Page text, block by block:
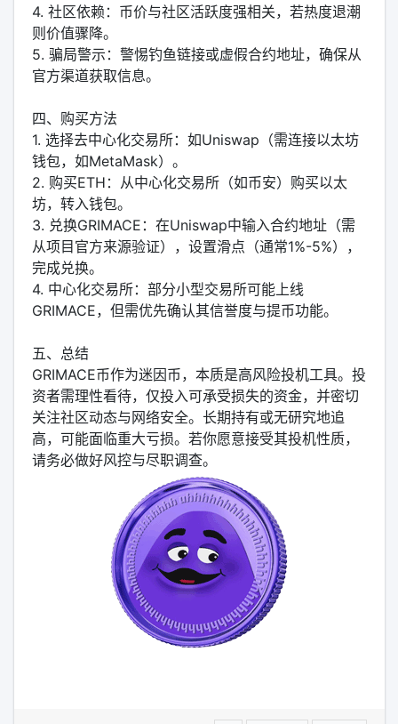
4. 社区依赖：币价与社区活跃度强相关，若热度退潮
则价值骤降。
5. 骗局警示：警惕钓鱼链接或虚假合约地址，确保从
官方渠道获取信息。
四、购买方法
1. 选择去中心化交易所：如Uniswap（需连接以太坊
钱包，如MetaMask）。
2. 购买ETH：从中心化交易所（如币安）购买以太
坊，转入钱包。
3. 兑换GRIMACE：在Uniswap中输入合约地址（需
从项目官方来源验证），设置滑点（通常1%-5%），
完成兑换。
4. 中心化交易所：部分小型交易所可能上线
GRIMACE，但需优先确认其信誉度与提币功能。
五、总结
GRIMACE币作为迷因币，本质是高风险投机工具。投
资者需理性看待，仅投入可承受损失的资金，并密切
关注社区动态与网络安全。长期持有或无研究地追
高，可能面临重大亏损。若你愿意接受其投机性质，
请务必做好风控与尽职调查。